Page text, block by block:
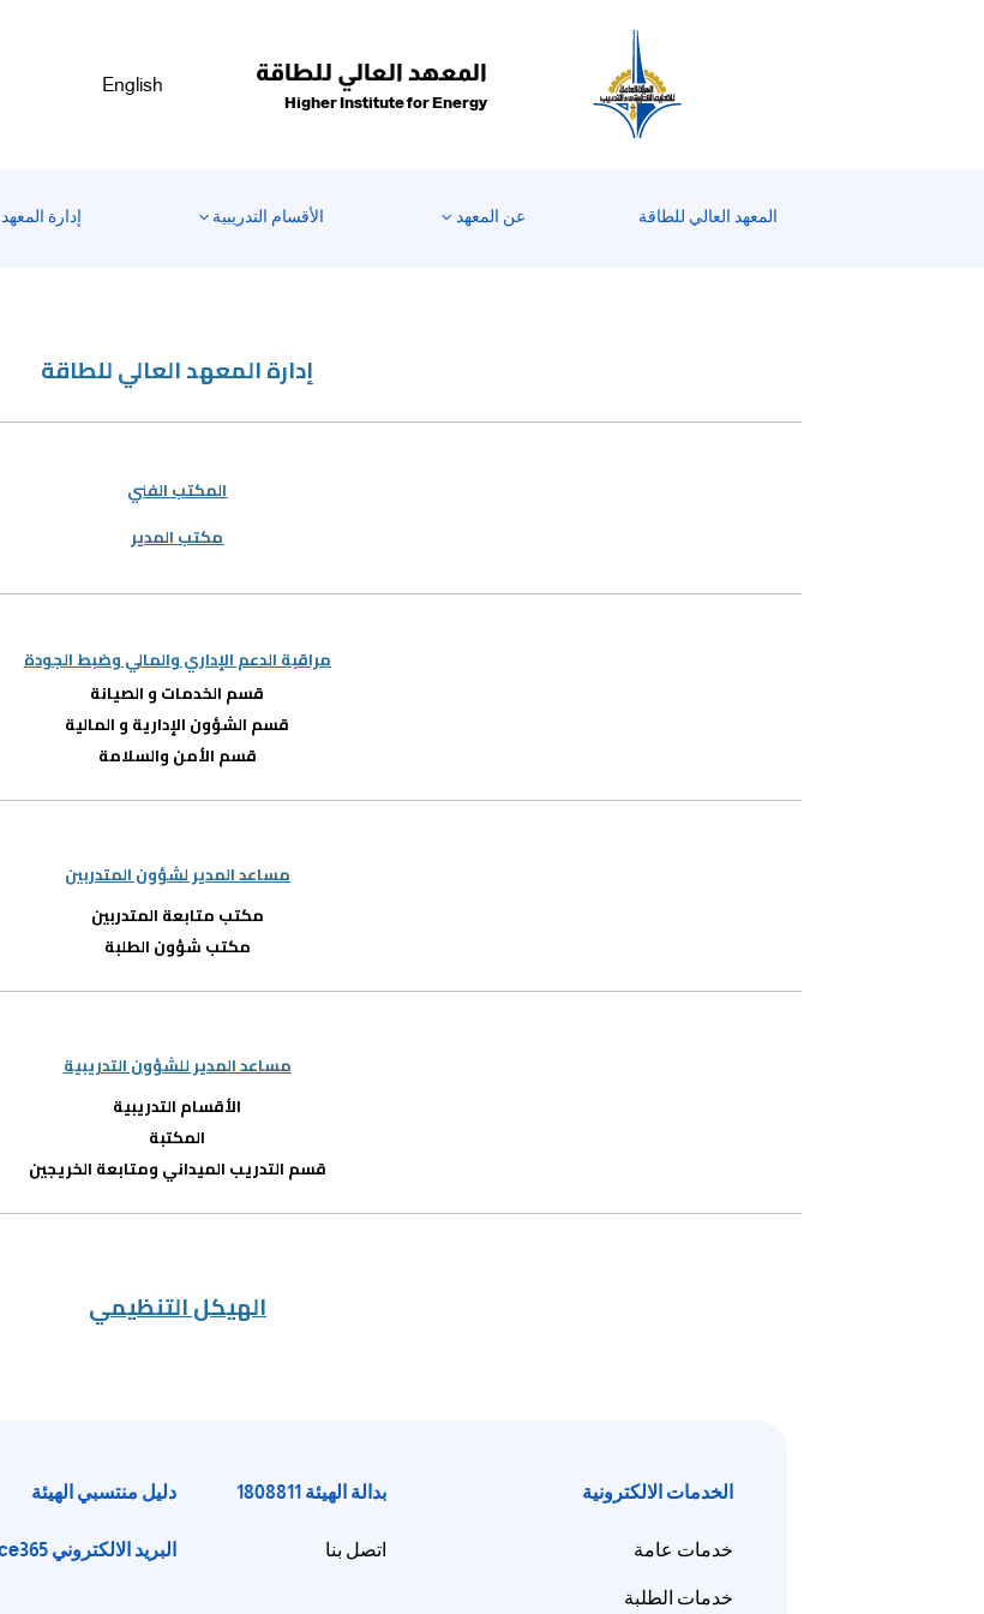
المعهد العالي للطاقة
Higher Institute for Energy
English
المعهد العالي للطاقة عن المعهد الأقسام التدريبية إدارة المعهد
إدارة المعهد العالي للطاقة
المكتب الفني
مكتب المدير
مراقبة الدعم الإداري والمالي وضبط الجودة
قسم الخدمات و الصيانة
قسم الشؤون الإدارية و المالية
قسم الأمن والسلامة
مساعد المدير لشؤون المتدربين
مكتب متابعة المتدربين
مكتب شؤون الطلبة
مساعد المدير للشؤون التدريبية
الأقسام التدريبية
المكتبة
قسم التدريب الميداني ومتابعة الخريجين
الهيكل التنظيمي
الخدمات الالكترونية
خدمات عامة
خدمات الطلبة
بدالة الهيئة 1808811
اتصل بنا
دليل منتسبي الهيئة
البريد الالكتروني office365